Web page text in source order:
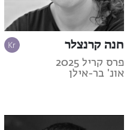
חנה קרנצלר
פרס קריל 2025
אונ' בר-אילן